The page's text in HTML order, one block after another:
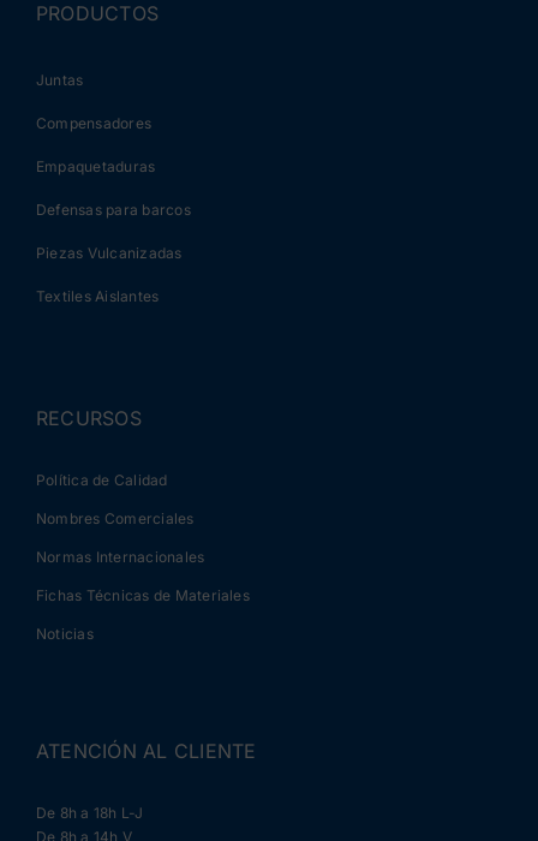
PRODUCTOS
Juntas
Compensadores
Empaquetaduras
Defensas para barcos
Piezas Vulcanizadas
Textiles Aislantes
RECURSOS
Política de Calidad
Nombres Comerciales
Normas Internacionales
Fichas Técnicas de Materiales
Noticias
ATENCIÓN AL CLIENTE
De 8h a 18h L-J
De 8h a 14h V